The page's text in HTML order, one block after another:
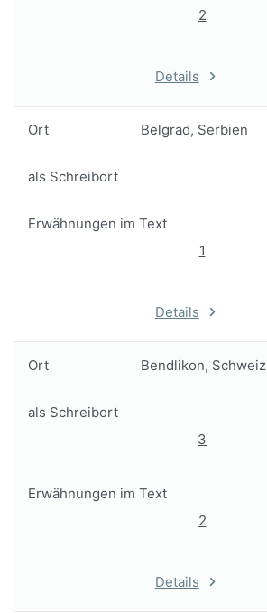
2
Details
Ort Belgrad, Serbien
als Schreibort
Erwähnungen im Text
1
Details
Ort Bendlikon, Schweiz
als Schreibort
3
Erwähnungen im Text
2
Details